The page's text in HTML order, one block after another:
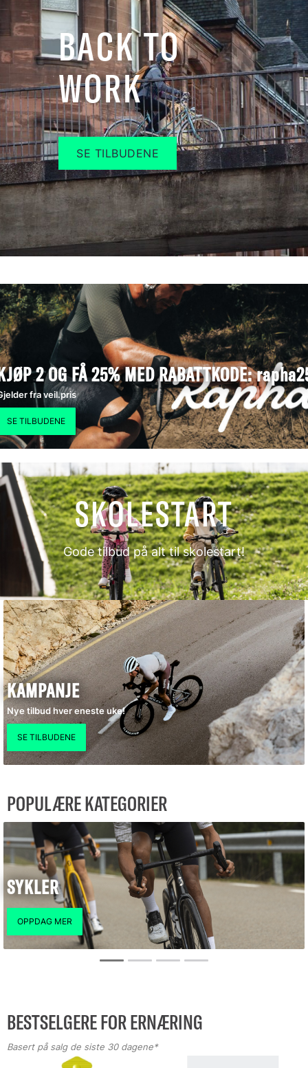
BACK TO
WORK
SE TILBUDENE
2 OG FÅ 25% MED RABATTKODE:
fra veil.pris
SKOLESTART
Gode tilbud på alt til skolestart!
KAMPANJE
Nye tilbud hver eneste uke!
POPULÆRE KATEGORIER
SYKLER
BESTSELGERE FOR ERNÆRING
Basert på salg de siste 30 dagene*